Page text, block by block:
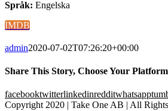
Språk: Engelska
IMDB
admin2020-07-02T07:26:20+00:00
Share This Story, Choose Your
facebooktwitterlinkedinredditwhatsapp
Copyright 2020 | Take One AB | All